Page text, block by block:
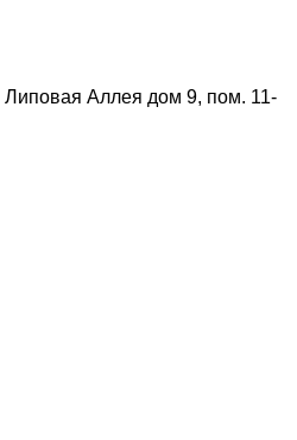
Липовая Аллея дом 9, пом. 11-